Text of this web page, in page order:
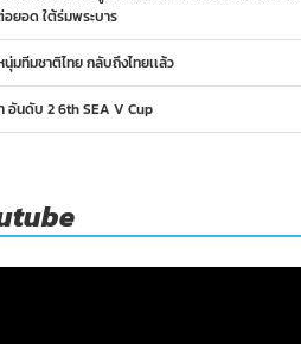
ยอด ใต้ร่มพระบาร
มทีมชาติไทย กลับถึงไทยเเล้ว
อันดับ 2 6th SEA V Cup